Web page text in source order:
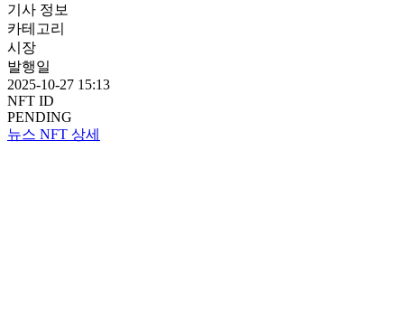
기사 정보
카테고리
시장
발행일
2025-10-27 15:13
NFT ID
PENDING
뉴스 NFT 상세